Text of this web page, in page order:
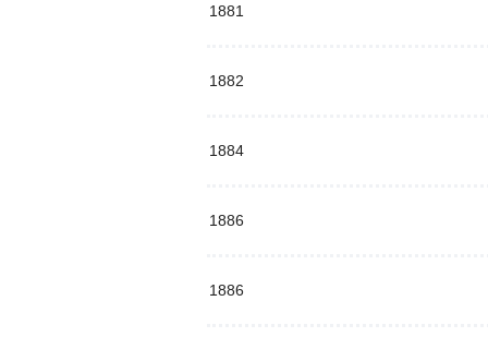
1881
1882
1884
1886
1886